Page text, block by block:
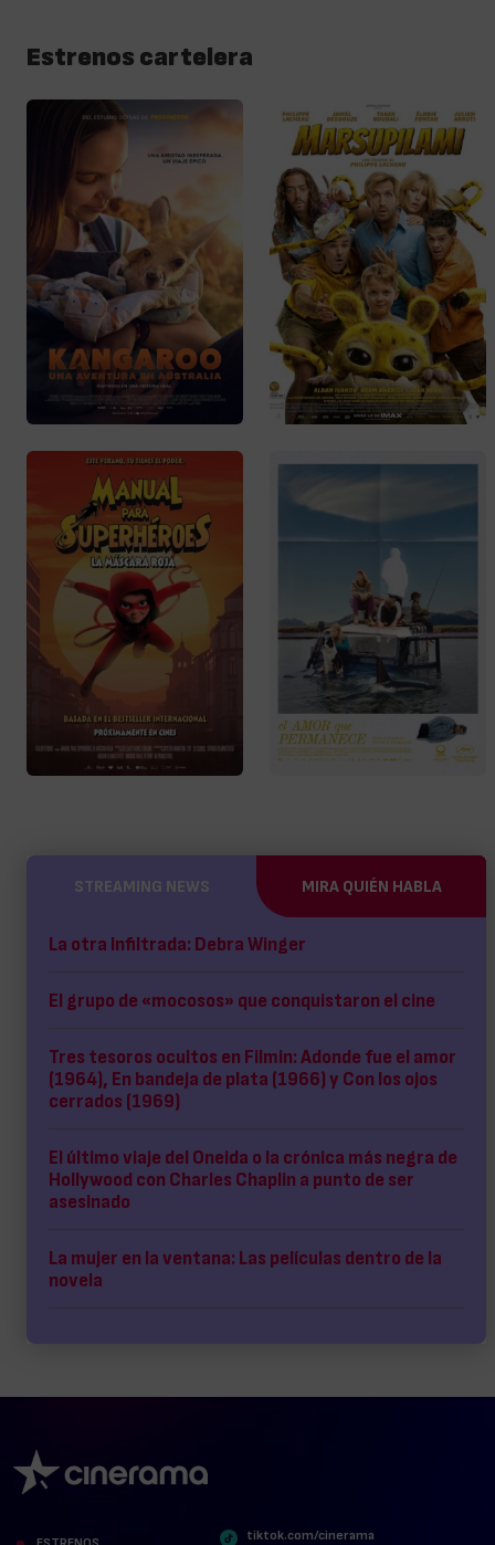
Estrenos cartelera
STREAMING NEWS MIRA QUIÉN HABLA
La otra Infiltrada: Debra Winger
El grupo de «mocosos» que conquistaron el cine
Tres tesoros ocultos en Filmin: Adonde fue el amor
(1964), En bandeja de plata (1966) y Con los ojos
cerrados (1969)
El último viaje del Oneida o la crónica más negra de
Hollywood con Charles Chaplin a punto de ser
asesinado
La mujer en la ventana: Las películas dentro de la
novela
tiktok.com/cinerama